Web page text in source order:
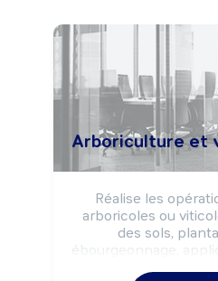
Arboriculture et
Réalise les
arboricoles ou
des sols,
ébourgeonnage,